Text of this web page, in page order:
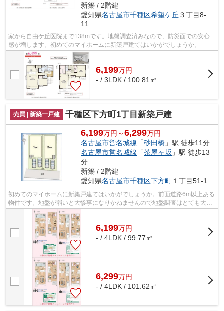
新築 / 2階建
愛知県名古屋市千種区希望ケ丘 ３丁目8-
11
家から自由ケ丘医院まで138mです。地盤調査済みなので、防災面での安心
感が増します。初めてのマイホームに新築戸建てはいかがでしょうか。
6,199万円
- / 3LDK / 100.81㎡
売買 | 新築一戸建 千種区下方町1丁目新築戸建
6,199万円～6,299万円
名古屋市営名城線 「砂田橋 」駅 徒歩11分
名古屋市営名城線 「茶屋ヶ坂 」駅 徒歩13
分
新築 / 2階建
愛知県名古屋市千種区下方町１丁目51-1
初めてのマイホームに新築戸建てはいかがでしょうか。前面道路6m以上ある
物件です。地盤が弱いと大惨事になりかねませんので地盤調査はとても大切
6,199万円
- / 4LDK / 99.77㎡
6,299万円
- / 4LDK / 101.62㎡